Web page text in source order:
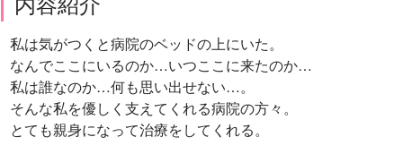
私は気がつくと病院のベッドの上にいた。
なんでここにいるのか…いつここに来たのか…
私は誰なのか…何も思い出せない…。
そんな私を優しく支えてくれる病院の方々。
とても親身になって治療をしてくれる。